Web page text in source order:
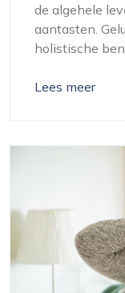
de algehele
aantasten.
holistische
Lees meer